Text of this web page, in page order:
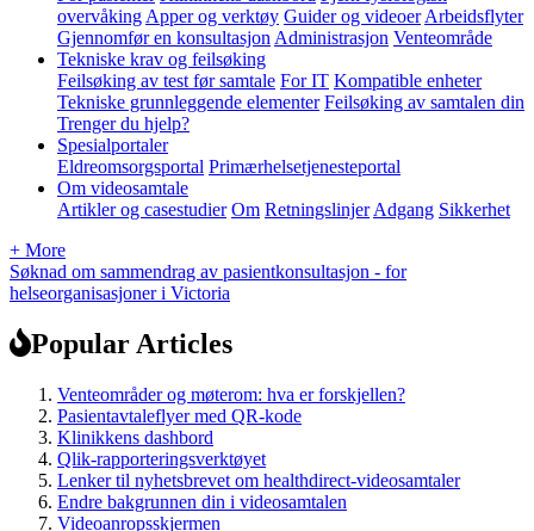
overvåking Apper og verktøy Guider og videoer Arbeidsflyter
Gjennomfør en konsultasjon Administrasjon Venteområde
Tekniske krav og feilsøking
Feilsøking av test før samtale For IT Kompatible enheter
Tekniske grunnleggende elementer Feilsøking av samtalen din
Trenger du hjelp?
Spesialportaler
Eldreomsorgsportal Primærhelsetjenesteportal
Om videosamtale
Artikler og casestudier Om Retningslinjer Adgang Sikkerhet
+ More
Søknad om sammendrag av pasientkonsultasjon - for
helseorganisasjoner i Victoria
Popular Articles
Venteområder og møterom: hva er forskjellen?
Pasientavtaleflyer med QR-kode
Klinikkens dashbord
Qlik-rapporteringsverktøyet
Lenker til nyhetsbrevet om healthdirect-videosamtaler
Endre bakgrunnen din i videosamtalen
Videoanropsskjermen